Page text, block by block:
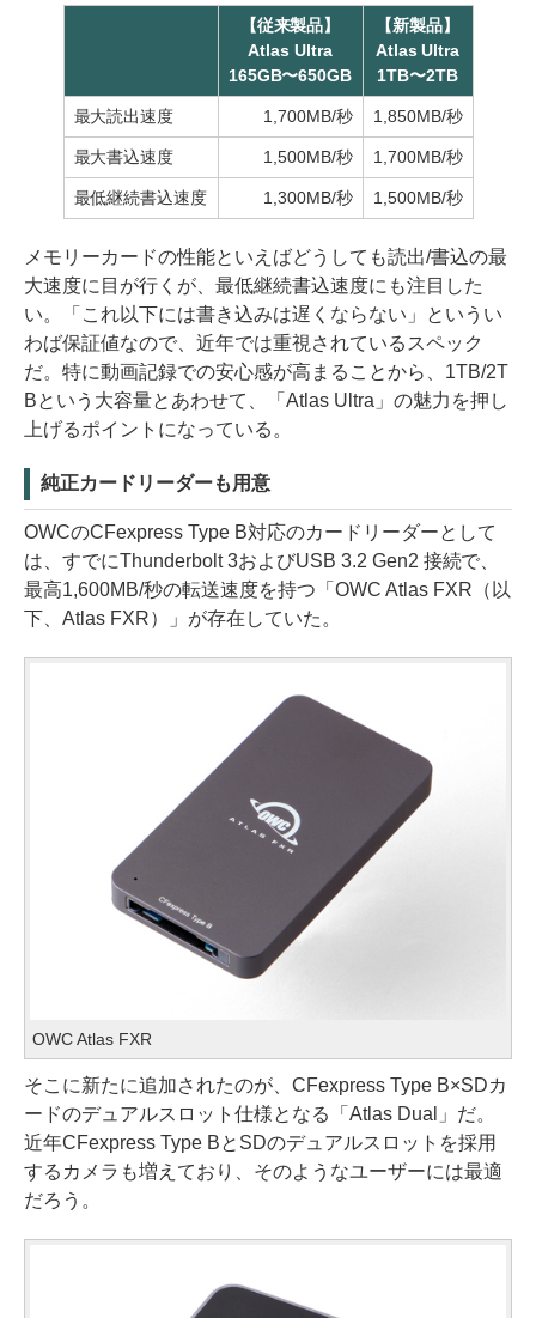
【従来製品】
Atlas Ultra
165GB〜650GB
【新製品】
Atlas Ultra
1TB〜2TB
最大読出速度 1,700MB/秒 1,850MB/秒
最大書込速度 1,500MB/秒 1,700MB/秒
最低継続書込速度 1,300MB/秒 1,500MB/秒
メモリーカードの性能といえばどうしても読出/書込の最
大速度に目が行くが、最低継続書込速度にも注目した
い。「これ以下には書き込みは遅くならない」というい
わば保証値なので、近年では重視されているスペック
だ。特に動画記録での安心感が高まることから、1TB/2T
Bという大容量とあわせて、「Atlas Ultra」の魅力を押し
上げるポイントになっている。
純正カードリーダーも用意
OWCのCFexpress Type B対応のカードリーダーとして
は、すでにThunderbolt 3およびUSB 3.2 Gen2 接続で、
最高1,600MB/秒の転送速度を持つ「OWC Atlas FXR（以
下、Atlas FXR）」が存在していた。
OWC Atlas FXR
そこに新たに追加されたのが、CFexpress Type B×SDカ
ードのデュアルスロット仕様となる「Atlas Dual」だ。
近年CFexpress Type BとSDのデュアルスロットを採用
するカメラも増えており、そのようなユーザーには最適
だろう。